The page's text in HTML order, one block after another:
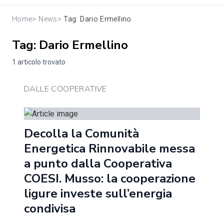
Home> News> Tag: Dario Ermellino
Tag: Dario Ermellino
1 articolo trovato
DALLE COOPERATIVE
Decolla la Comunità
Energetica Rinnovabile messa
a punto dalla Cooperativa
COESI. Musso: la cooperazione
ligure investe sull’energia
condivisa